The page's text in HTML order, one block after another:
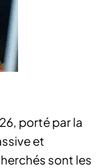
porté par la
et
sont les